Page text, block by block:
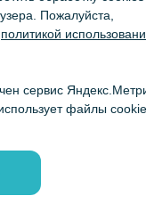
данных
файлов cookie
персональных
Пригласить в тендер
Пожалуйста,
политикой
сервис
файлы cookie